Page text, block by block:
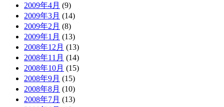
2009年4月 (9)
2009年3月 (14)
2009年2月 (8)
2009年1月 (13)
2008年12月 (13)
2008年11月 (14)
2008年10月 (15)
2008年9月 (15)
2008年8月 (10)
2008年7月 (13)